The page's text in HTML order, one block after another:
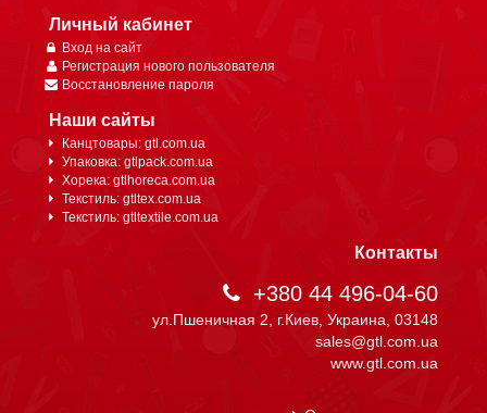
Личный кабинет
Вход на сайт
Регистрация нового пользователя
Восстановление пароля
Наши сайты
Канцтовары: gtl.com.ua
Упаковка: gtlpack.com.ua
Хорека: gtlhoreca.com.ua
Текстиль: gtltex.com.ua
Текстиль: gtltextile.com.ua
Контакты
+380 44 496-04-60
ул.Пшеничная 2, г.Киев, Украина, 03148
sales@gtl.com.ua
www.gtl.com.ua